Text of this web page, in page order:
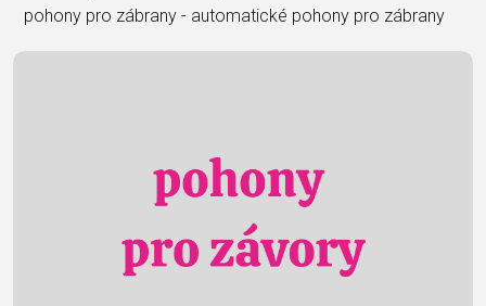
pohony pro zábrany - automatické pohony pro zábrany